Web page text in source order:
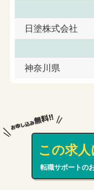
日塗株式会社
神奈川県
この求
転職サポートの